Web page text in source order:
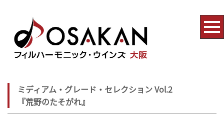
ミディアム・グレード・セレクション Vol.2
『荒野のたそがれ』